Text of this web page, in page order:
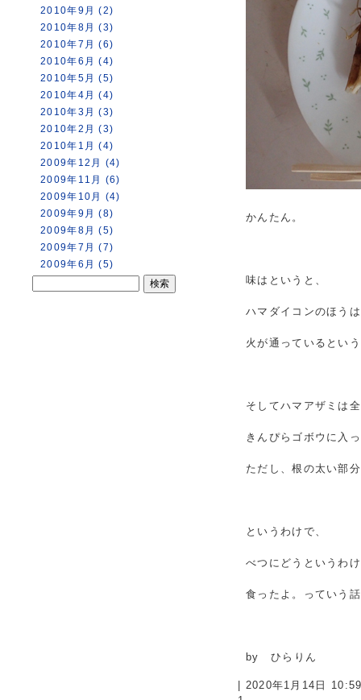
2010年9月 (2)
2010年8月 (3)
2010年7月 (6)
2010年6月 (4)
2010年5月 (5)
2010年4月 (4)
2010年3月 (3)
2010年2月 (3)
2010年1月 (4)
2009年12月 (4)
2009年11月 (6)
2009年10月 (4)
2009年9月 (8)
2009年8月 (5)
2009年7月 (7)
2009年6月 (5)
かんたん。
味はというと、
ハマダイコンのほう
火が通っているとい
そしてハマアザミは
きんぴらゴボウに入
ただし、根の太い部
というわけで、
べつにどうというわ
食ったよ。っていう
by ひらりん
| 2020年1月14日